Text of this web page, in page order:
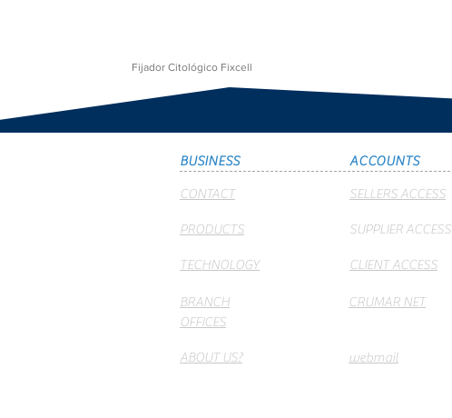
Fijador Citológico Fixcell
BUSINESS ACCOUNTS
CONTACT
PRODUCTS
TECHNOLOGY
BRANCH
OFFICES
ABOUT US?
SELLERS ACCESS
SUPPLIER ACCESS
CLIENT ACCESS
CRUMAR NET
webmail